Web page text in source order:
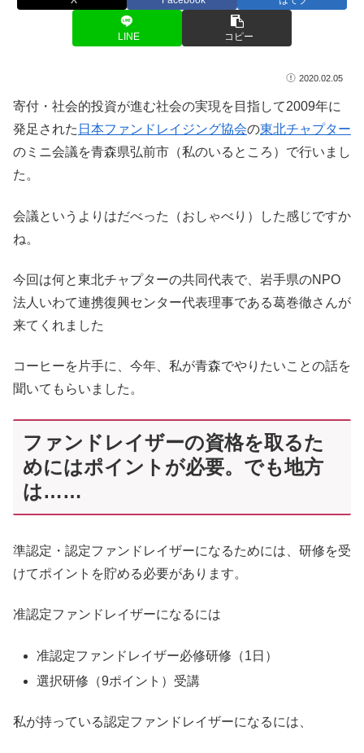
LINE コピー
2020.02.05
寄付・社会的投資が進む社会の実現を目指して2009年に
発足された 日本ファンドレイジング協会の東北チャプター
のミニ会議を青森県弘前市（私のいるところ）で行いまし
た。
会議というよりはだべった（おしゃべり）した感じですか
ね。
今回は何と東北チャプターの共同代表で、岩手県のNPO
法人いわて連携復興センター代表理事である葛巻徹さんが
来てくれました
コーヒーを片手に、今年、私が青森でやりたいことの話を
聞いてもらいました。
ファンドレイザーの資格を取るた
めにはポイントが必要。でも地方
は……
準認定・認定ファンドレイザーになるためには、研修を受
けてポイントを貯める必要があります。
准認定ファンドレイザーになるには
准認定ファンドレイザー必修研修（1日）
選択研修（9ポイント）受講
私が持っている認定ファンドレイザーになるには、